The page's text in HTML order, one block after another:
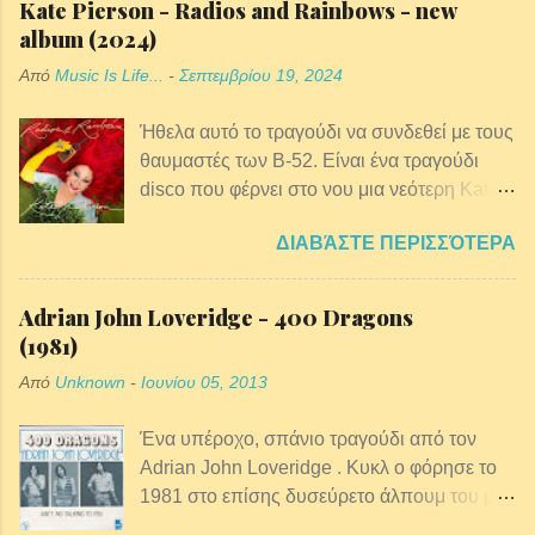
Pergolizzi, που έγινε γνωστή με το
καλλιτεχνικό όνομά της, LP. Η LP γεννήθηκε
στο Long Island της Νέας Υόρκης και
Kate Pierson - Radios and Rainbows - new
album (2024)
Από Music Is Life... - Σεπτεμβρίου 19, 2024
Ήθελα αυτό το τραγούδι να συνδεθεί με τους
θαυμαστές των B-52. Είναι ένα τραγούδι
disco που φέρνει στο νου μια νεότερη Kate
club. Με πάει πίσω στο παρελθόν μου στο
“Party Girl”! Το ιδρυτικό μέλος των B-52 Kate
Pierson, στα 76 της παρακαλώ, κυκλοφορεί
στις 20 του Σεπτέμβρη το νέο solo album
μόλις κομμάτια απο αυτό το album έχουν
το αριστουργηματικό "Evil Love", μια 60ς
ρεπλίκα τραγουδάρα που χαρωπά μιλά για
εκδίκηση στα χνάρια του A lover spurned και
ΔΙΑΒΆΣΤΕ ΠΕΡΙΣΣΌΤΕΡΑ
Adrian John Loveridge - 400 Dragons
(1981)
Από Unknown - Ιουνίου 05, 2013
Ένα υπέροχο, σπάνιο τραγούδι από τον
Adrian John Loveridge . Κυκλ o φόρησε το
1981 στο επίσης δυσεύρετο άλπουμ του με